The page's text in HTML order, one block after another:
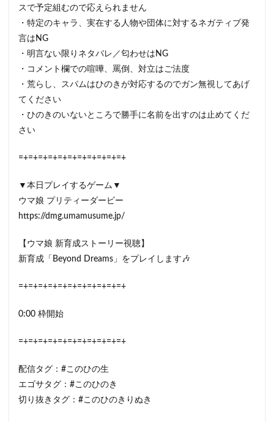
スで予定組むので応えられません
・特定のキャラ、実在する人物や団体に対するネガティブ発
言はNG
・明言ない限りネタバレ／匂わせはNG
・コメント欄での喧嘩、罵倒、対立はご法度
・荒らし、スパムはひのきが対応するのでガン無視してあげ
てください
・ひのきのいないところで勝手に名前を出すのは止めてくだ
さい
=+=+=+=+=+=+=+=+=+=+=+
▼本日プレイするゲーム▼
ウマ娘 プリティーダービー
https://dmg.umamusume.jp/
【ウマ娘 新育成ストーリー視聴】
新育成「Beyond Dreams」をプレイします🎶
=+=+=+=+=+=+=+=+=+=+=+
0:00 枠開始
=+=+=+=+=+=+=+=+=+=+=+
配信タグ：#このひの生
エゴサタグ：#このひのき
切り抜きタグ：#このひのきりぬき